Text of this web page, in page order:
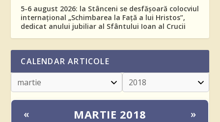
5-6 august 2026: la Stânceni se desfășoară colocviul
internațional „Schimbarea la Față a lui Hristos”,
dedicat anului jubiliar al Sfântului Ioan al Crucii
CALENDAR ARTICOLE
« MARTIE 2018 »